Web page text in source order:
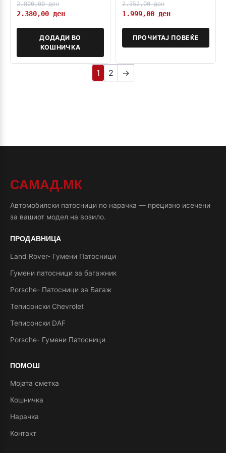
2.800,00ден
2.380,00 ден
ДОДАДИ ВО
КОШНИЧКА
2.352,00ден
1.999,00 ден
ПРОЧИТАЈ ПОВЕЌЕ
1 2 →
САМАД.МК
Автомобилски патосници по нарачка — прецизно исечени
за вашиот модел на возило.
ПРОДАВНИЦА
Land Rover- Гумени Патосници
Гумени патосници за багажник
Porsche- Патосници за Багаж
Теписонски Chevrolet
Теписонски DAF
Porsche- Гумени Патосници
ПОМОШ
Мојата сметка
Кошничка
Нарачка
Контакт